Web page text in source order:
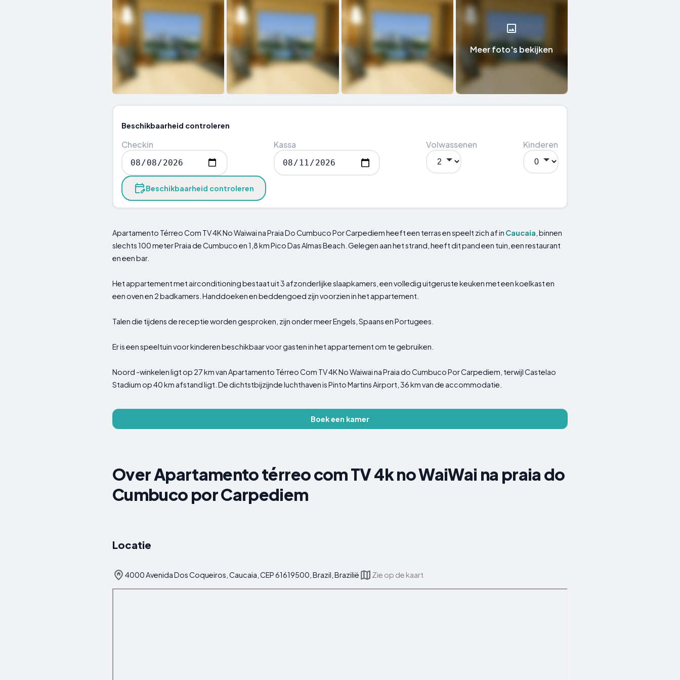
Meer foto's bekijken
Beschikbaarheid controleren
Checkin Kassa Volwassenen Kinderen
Beschikbaarheid controleren
Apartamento Térreo Com TV 4K No Waiwai na Praia Do Cumbuco Por Carpediem heeft een terras en speelt zich af in Caucaia , binnen
slechts 100 meter Praia de Cumbuco en 1,8 km Pico Das Almas Beach. Gelegen aan het strand, heeft dit pand een tuin, een restaurant
en een bar.
Het appartement met airconditioning bestaat uit 3 afzonderlijke slaapkamers, een volledig uitgeruste keuken met een koelkast en
een oven en 2 badkamers. Handdoeken en beddengoed zijn voorzien in het appartement.
Talen die tijdens de receptie worden gesproken, zijn onder meer Engels, Spaans en Portugees.
Er is een speeltuin voor kinderen beschikbaar voor gasten in het appartement om te gebruiken.
Noord -winkelen ligt op 27 km van Apartamento Térreo Com TV 4K No Waiwai na Praia do Cumbuco Por Carpediem, terwijl Castelao
Stadium op 40 km afstand ligt. De dichtstbijzijnde luchthaven is Pinto Martins Airport, 36 km van de accommodatie.
Boek een kamer
Over Apartamento térreo com TV 4k no WaiWai na praia do
Cumbuco por Carpediem
Locatie
4000 Avenida Dos Coqueiros, Caucaia, CEP 61619500, Brazil, Brazilië Zie op de kaart